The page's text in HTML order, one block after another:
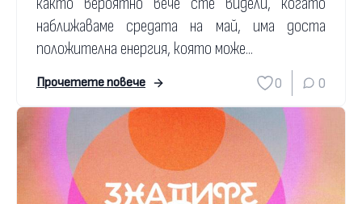
наближаваме средата на май, има доста
положителна енергия, която може...
Прочетете повече 0 0